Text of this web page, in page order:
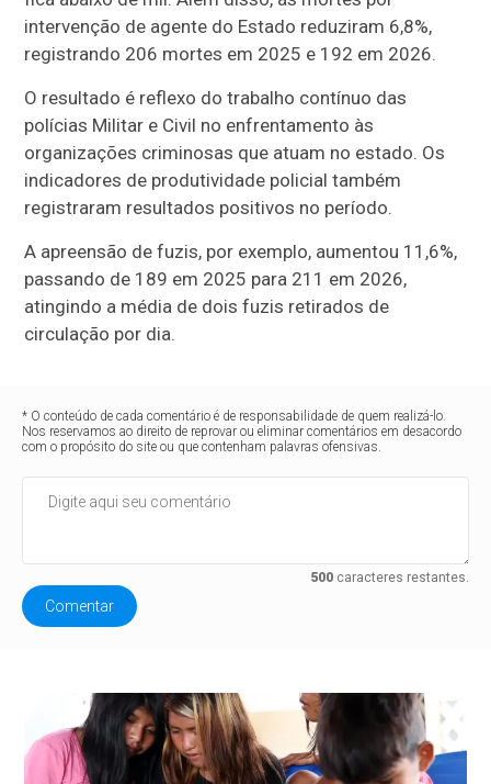
intervenção de agente do Estado reduziram 6,8%,
registrando 206 mortes em 2025 e 192 em 2026.
O resultado é reflexo do trabalho contínuo das
polícias Militar e Civil no enfrentamento às
organizações criminosas que atuam no estado. Os
indicadores de produtividade policial também
registraram resultados positivos no período.
A apreensão de fuzis, por exemplo, aumentou 11,6%,
passando de 189 em 2025 para 211 em 2026,
atingindo a média de dois fuzis retirados de
circulação por dia.
* O conteúdo de cada comentário é de responsabilidade de quem realizá-lo.
Nos reservamos ao direito de reprovar ou eliminar comentários em desacordo
com o propósito do site ou que contenham palavras ofensivas.
500caracteres restantes.
Comentar